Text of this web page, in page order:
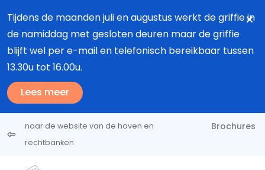
Tijdens de maanden juli en augustus werkt de griffie in
de namiddag met gesloten deuren maar de griffie
blijft wel per e-mail en telefonisch bereikbaar tussen
13.30u tot 16.00u.
Lees meer
naar de website van de hoven en
rechtbanken
Brochures